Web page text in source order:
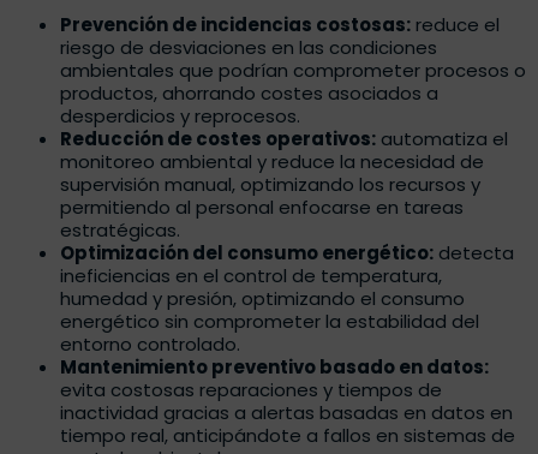
Prevención de incidencias costosas: reduce el
riesgo de desviaciones en las condiciones
ambientales que podrían comprometer procesos o
productos, ahorrando costes asociados a
desperdicios y reprocesos.
Reducción de costes operativos: automatiza el
monitoreo ambiental y reduce la necesidad de
supervisión manual, optimizando los recursos y
permitiendo al personal enfocarse en tareas
estratégicas.
Optimización del consumo energético: detecta
ineficiencias en el control de temperatura,
humedad y presión, optimizando el consumo
energético sin comprometer la estabilidad del
entorno controlado.
Mantenimiento preventivo basado en datos:
evita costosas reparaciones y tiempos de
inactividad gracias a alertas basadas en datos en
tiempo real, anticipándote a fallos en sistemas de